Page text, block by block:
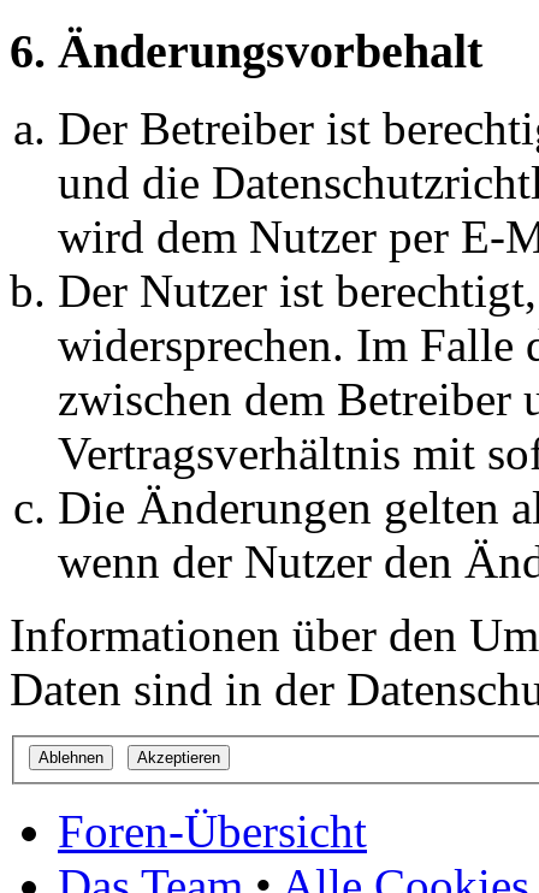
6. Änderungsvorbehalt
Der Betreiber ist
und die
wird dem Nutzer per E-
Der Nutzer ist
widersprechen. Im Falle
zwischen dem Betreiber
Vertragsverhältnis mit
Die Änderungen gelten
wenn der Nutzer den
Informationen über den
Daten sind in der
Foren-Übersicht